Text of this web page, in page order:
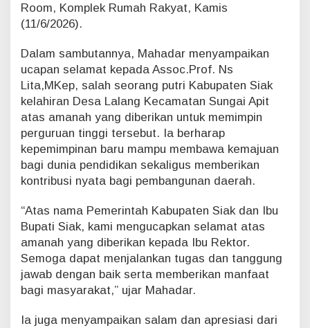
e
i
k
J
a
W
u
j
u
o
l
a
b
o
a
i
Room, Komplek Rumah Rakyat, Kamis
(11/6/2026).
Dalam sambutannya, Mahadar menyampaikan
ucapan selamat kepada Assoc.Prof. Ns
Lita,MKep, salah seorang putri Kabupaten Siak
kelahiran Desa Lalang Kecamatan Sungai Apit
atas amanah yang diberikan untuk memimpin
perguruan tinggi tersebut. Ia berharap
kepemimpinan baru mampu membawa kemajuan
bagi dunia pendidikan sekaligus memberikan
kontribusi nyata bagi pembangunan daerah.
“Atas nama Pemerintah Kabupaten Siak dan Ibu
Bupati Siak, kami mengucapkan selamat atas
amanah yang diberikan kepada Ibu Rektor.
Semoga dapat menjalankan tugas dan tanggung
jawab dengan baik serta memberikan manfaat
bagi masyarakat,” ujar Mahadar.
Ia juga menyampaikan salam dan apresiasi dari